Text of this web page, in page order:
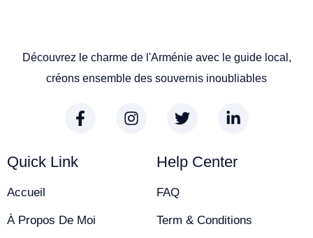
Découvrez le charme de l'Arménie avec le guide local,
créons ensemble des souvernis inoubliables
Quick Link
Accueil
À Propos De Moi
Help Center
FAQ
Term & Conditions